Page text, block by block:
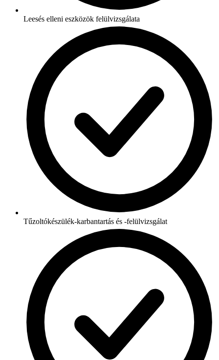
Leesés elleni eszközök felülvizsgálata
Tűzoltókészülék-karbantartás és -felülvizsgálat